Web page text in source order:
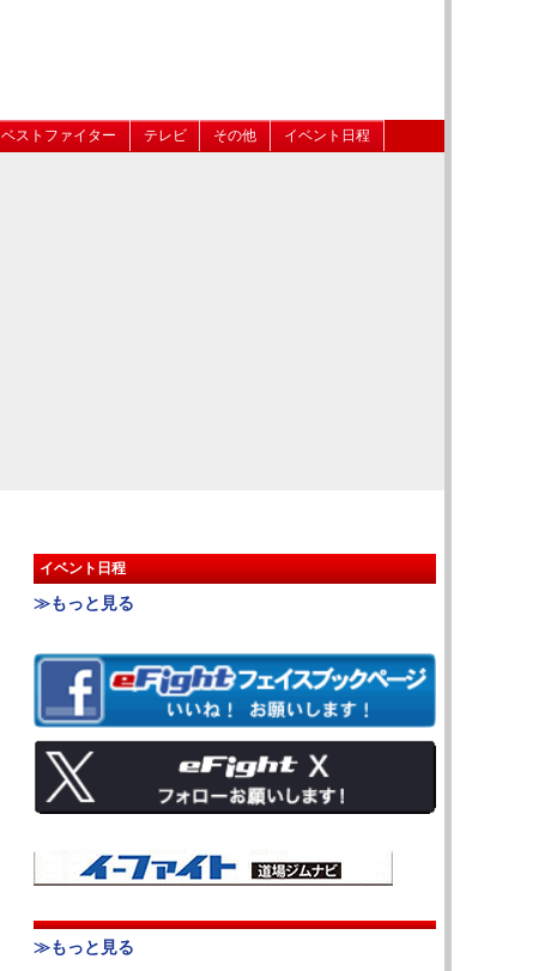
ベストファイター テレビ その他 イベント日程
イベント日程
≫もっと見る
≫もっと見る